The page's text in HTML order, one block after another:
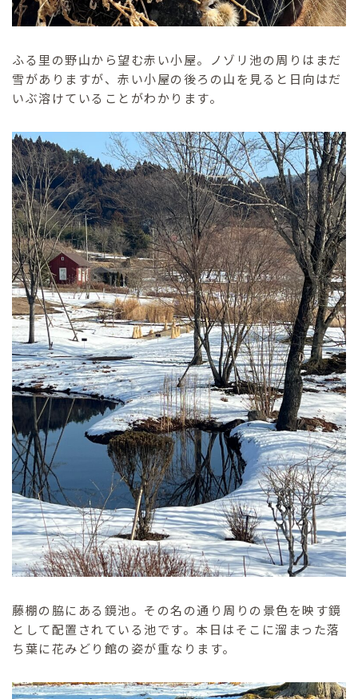
ふる里の野山から望む赤い小屋。ノゾリ池の周りはまだ
雪がありますが、赤い小屋の後ろの山を見ると日向はだ
いぶ溶けていることがわかります。
藤棚の脇にある鏡池。その名の通り周りの景色を映す鏡
として配置されている池です。本日はそこに溜まった落
ち葉に花みどり館の姿が重なります。